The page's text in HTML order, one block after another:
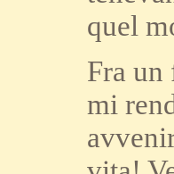
quel
Fra
mi